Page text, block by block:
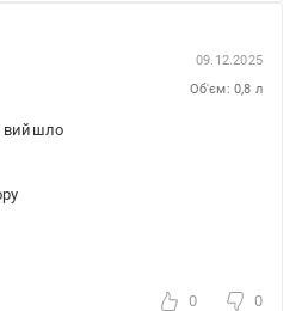
09.12.2025
Об'єм: 0,8 л
вийшло
0 0